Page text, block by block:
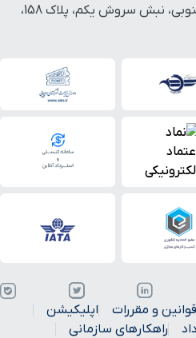
تهران، دریان نو، همایونشهر جنوبی، نبش سروش یکم، پلاک 158،
قوانین و مقررات
اپلیکیشن
راهکارهای سازمانی